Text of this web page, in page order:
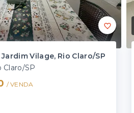
Vilage, Rio Claro/SP
Claro/SP
/ VENDA